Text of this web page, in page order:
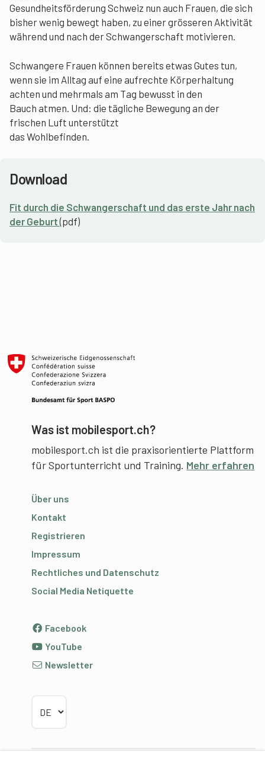
Gesundheitsförderung Schweiz nun auch Frauen, die sich
bisher wenig bewegt haben, zu einer grösseren Aktivität
während und nach der Schwangerschaft motivieren.
Schwangere Frauen können bereits etwas Gutes tun,
wenn sie im Alltag auf eine aufrechte Körperhaltung
achten und mehrmals am Tag bewusst in den
Bauch atmen. Und: die tägliche Bewegung an der
frischen Luft unterstützt
das Wohlbefinden.
Download
Fit durch die Schwangerschaft und das erste Jahr nach
der Geburt(pdf)
Was ist mobilesport.ch?
mobilesport.ch ist die praxisorientierte Plattform
für Sportunterricht und Training. Mehr erfahren
Über uns
Kontakt
Registrieren
Impressum
Rechtliches und Datenschutz
Social Media Netiquette
Facebook
YouTube
Newsletter